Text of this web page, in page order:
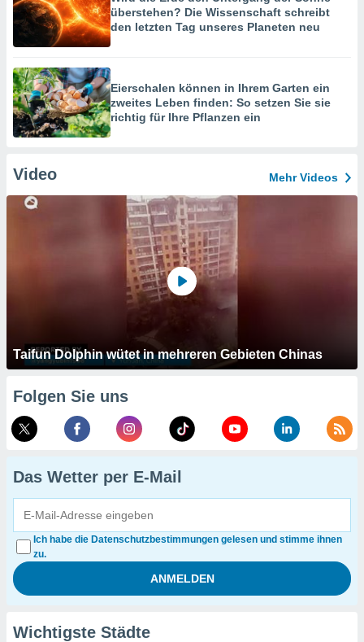
überstehen? Die Wissenschaft schreibt
den letzten Tag unseres Planeten neu
Eierschalen können in Ihrem Garten ein
zweites Leben finden: So setzen Sie sie
richtig für Ihre Pflanzen ein
Video Mehr Videos
Taifun Dolphin wütet in mehreren Gebieten Chinas
Folgen Sie uns
Das Wetter per E-Mail
Ich habe die Datenschutzbestimmungen gelesen und stimme ihnen
zu.
Wichtigste Städte